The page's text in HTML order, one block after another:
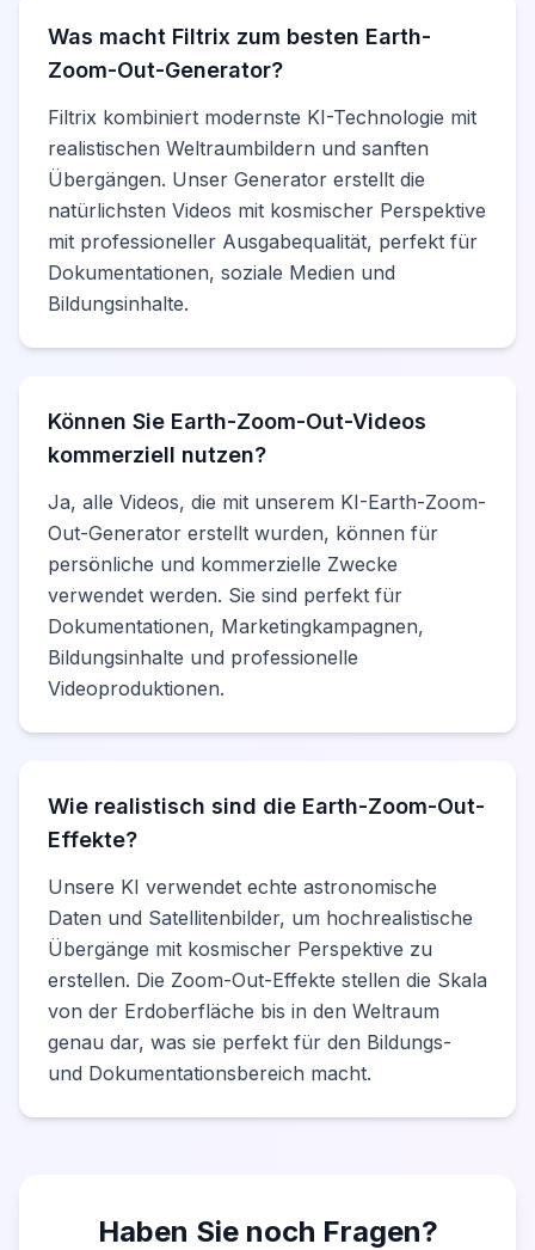
Was macht Filtrix zum besten Earth-
Zoom-Out-Generator?
Filtrix kombiniert modernste KI-Technologie mit
realistischen Weltraumbildern und sanften
Übergängen. Unser Generator erstellt die
natürlichsten Videos mit kosmischer Perspektive
mit professioneller Ausgabequalität, perfekt für
Dokumentationen, soziale Medien und
Bildungsinhalte.
Können Sie Earth-Zoom-Out-Videos
kommerziell nutzen?
Ja, alle Videos, die mit unserem KI-Earth-Zoom-
Out-Generator erstellt wurden, können für
persönliche und kommerzielle Zwecke
verwendet werden. Sie sind perfekt für
Dokumentationen, Marketingkampagnen,
Bildungsinhalte und professionelle
Videoproduktionen.
Wie realistisch sind die Earth-Zoom-Out-
Effekte?
Unsere KI verwendet echte astronomische
Daten und Satellitenbilder, um hochrealistische
Übergänge mit kosmischer Perspektive zu
erstellen. Die Zoom-Out-Effekte stellen die Skala
von der Erdoberfläche bis in den Weltraum
genau dar, was sie perfekt für den Bildungs-
und Dokumentationsbereich macht.
Haben Sie noch Fragen?